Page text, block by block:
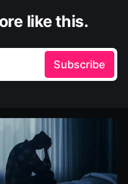
like this.
Subscribe